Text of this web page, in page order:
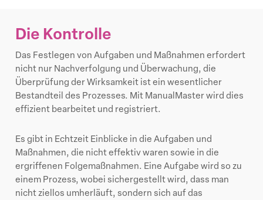
Die Kontrolle
Das Festlegen von Aufgaben und Maßnahmen erfordert
nicht nur Nachverfolgung und Überwachung, die
Überprüfung der Wirksamkeit ist ein wesentlicher
Bestandteil des Prozesses. Mit ManualMaster wird dies
effizient bearbeitet und registriert.
Es gibt in Echtzeit Einblicke in die Aufgaben und
Maßnahmen, die nicht effektiv waren sowie in die
ergriffenen Folgemaßnahmen. Eine Aufgabe wird so zu
einem Prozess, wobei sichergestellt wird, dass man
nicht ziellos umherläuft, sondern sich auf das